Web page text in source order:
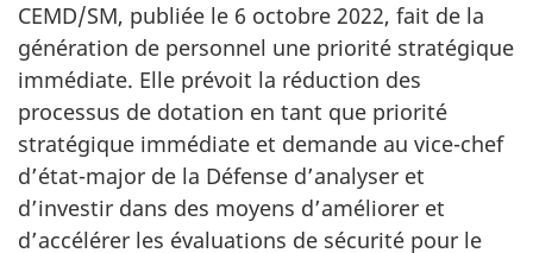
CEMD/SM, publiée le 6 octobre 2022, fait de la
génération de personnel une priorité stratégique
immédiate. Elle prévoit la réduction des
processus de dotation en tant que priorité
stratégique immédiate et demande au vice-chef
d’état-major de la Défense d’analyser et
d’investir dans des moyens d’améliorer et
d’accélérer les évaluations de sécurité pour le